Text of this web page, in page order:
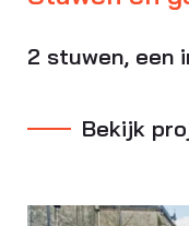
2 stuwen, een
Bekijk